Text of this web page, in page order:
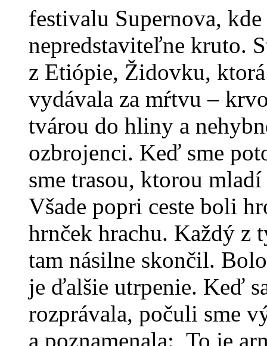
festivalu Supernova,
nepredstaviteľne kruto.
z Etiópie, Židovku,
vydávala za mŕtvu –
tvárou do hliny a
ozbrojenci. Keď sme
sme trasou, ktorou
Všade popri ceste boli
hrnček hrachu. Každý z
tam násilne skončil.
je ďalšie utrpenie. Keď
rozprávala, počuli sme
a poznamenala: ,To je